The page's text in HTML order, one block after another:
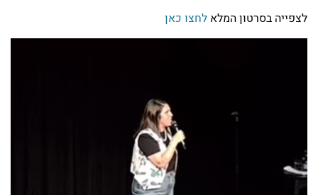
לצפייה בסרטון המלא לחצו כאן